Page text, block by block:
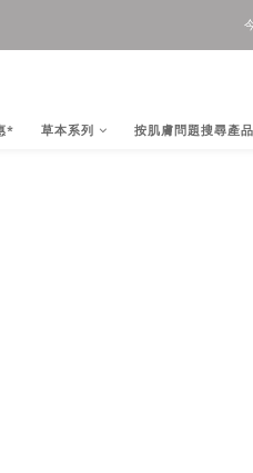
* 草本系列 按肌膚問題搜尋產品